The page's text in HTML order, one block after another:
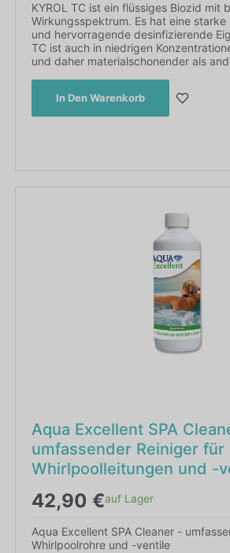
KYROL TC ist ein flüssiges Biozid mit
Wirkungsspektrum. Es hat eine
und hervorragende desinfizierende
TC ist auch in niedrigen
und daher materialschonender als
In Den Warenkorb
Aqua Excellent SPA
umfassender Reiniger für
Whirlpoolleitungen und -
42,90 €auf Lager
Aqua Excellent SPA Cleaner -
Whirlpoolrohre und -ventile